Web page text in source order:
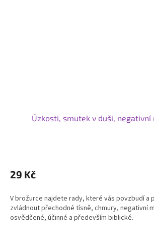
Úzkosti, smutek v duši,
29 Kč
V brožurce najdete rady, které vás povzbudí a
zvládnout přechodné tísně, chmury, negativní
osvědčené, účinné a především biblické.